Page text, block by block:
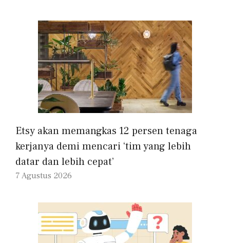
Etsy akan memangkas 12 persen tenaga
kerjanya demi mencari ‘tim yang lebih
datar dan lebih cepat’
7 Agustus 2026